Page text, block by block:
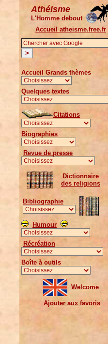
Athéisme
L'Homme debout
Accueil atheisme.free.fr
Accueil Grands thèmes
Quelques textes
Citations
Biographies
Revue de presse
Dictionnaire
des religions
Bibliographie
Humour
Récréation
Boîte à outils
Welcome
Ajouter aux favoris